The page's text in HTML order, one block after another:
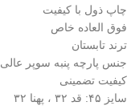
چاپ ذول با کیفیت
فوق العاده خاص
ترند تابستان
جنس پارچه پنبه سوپر عالی
کیفیت تضمینی
سایز ۴۵: قد ۳۲ ، پهنا ۳۲